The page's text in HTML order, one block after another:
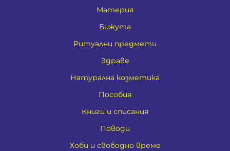
Материя
Бижута
Ритуални предмети
Здраве
Натурална козметика
Пособия
Книги и списания
Поводи
Хоби и свободно време